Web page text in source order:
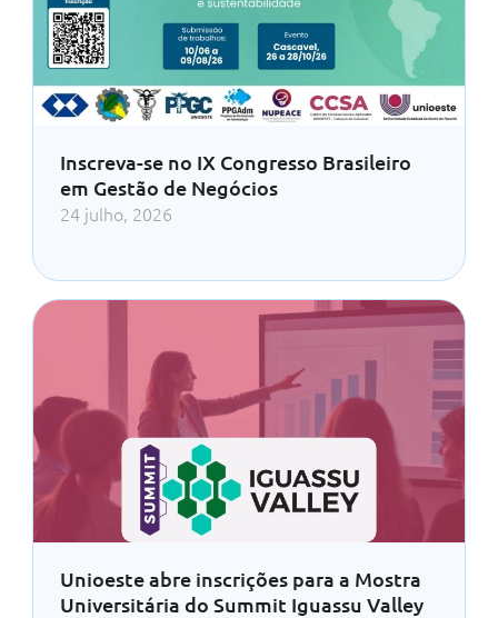
Inscreva-se no IX Congresso Brasileiro
em Gestão de Negócios
24 julho, 2026
Unioeste abre inscrições para a Mostra
Universitária do Summit Iguassu Valley